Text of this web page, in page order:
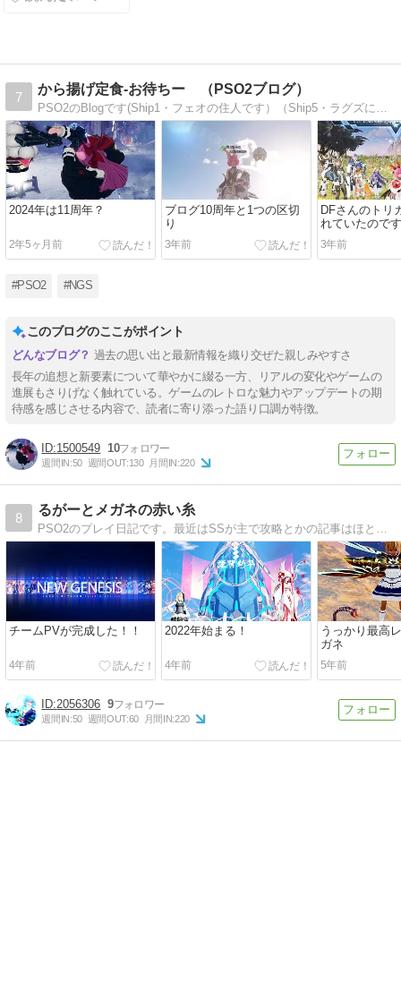
7
から揚げ定食-お待ちー （PSO2ブログ）
2024年は11周年？
2年5ヶ月前
ブログ10周年と1つの区切
り
3年前
DFさんのトリ
れていたので
3年前
#PSO2 #NGS
このブログのここがポイント
過去の思い出と最新情報を織り交ぜた親しみやすさ
長年の追想と新要素について華やかに綴る一方、リアルの変化やゲームの
進展もさりげなく触れている。ゲームのレトロな魅力やアップデートの期
待感を感じさせる内容で、読者に寄り添った語り口調が特徴。
1500549 10
週間IN:50 週間OUT:130 月間IN:220
8
るがーとメガネの赤い糸
チームPVが完成した！！
4年前
2022年始まる！
4年前
うっかり最高
ガネ
5年前
2056306 9
週間IN:50 週間OUT:60 月間IN:220